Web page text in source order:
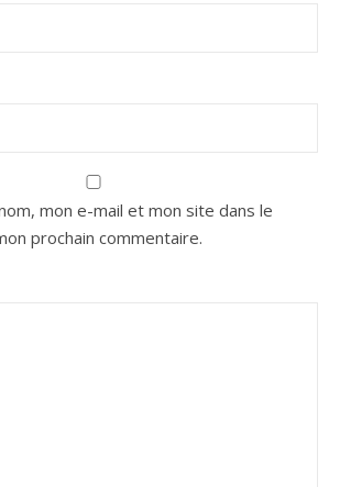
mon e-mail et mon site dans le
prochain commentaire.